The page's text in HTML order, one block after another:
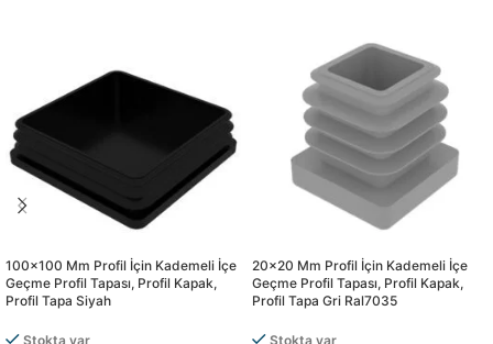
100×100 Mm Profil İçin Kademeli İçe
Geçme Profil Tapası, Profil Kapak,
Profil Tapa Siyah
Stokta var
20×20 Mm Profil İçin Kademeli İçe
Geçme Profil Tapası, Profil Kapak,
Profil Tapa Gri Ral7035
Stokta var